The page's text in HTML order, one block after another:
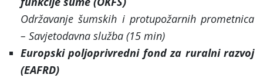
Održavanje šumskih i protupožarnih prometnica
– Savjetodavna služba (15 min)
Europski poljoprivredni fond za ruralni razvoj
(EAFRD)